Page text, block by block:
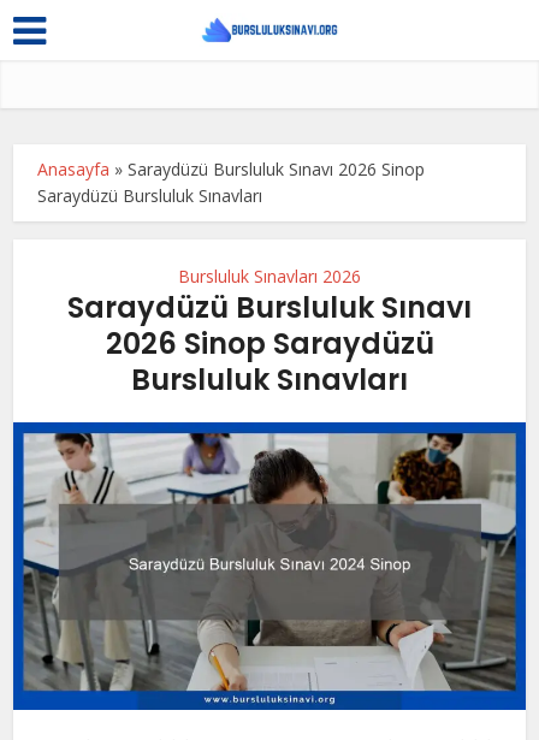
Anasayfa »Saraydüzü Bursluluk Sınavı 2026 Sinop
Saraydüzü Bursluluk Sınavları
Bursluluk Sınavları 2026
Saraydüzü Bursluluk Sınavı
2026 Sinop Saraydüzü
Bursluluk Sınavları